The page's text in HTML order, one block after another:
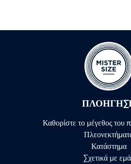
Καθορίστε το μέγεθος του
Κατάστημα
Σχετικά με